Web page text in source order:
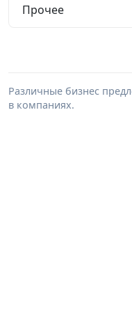
Прочее
Различные бизнес
в компаниях.